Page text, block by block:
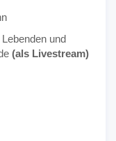
und
(als Livestream)